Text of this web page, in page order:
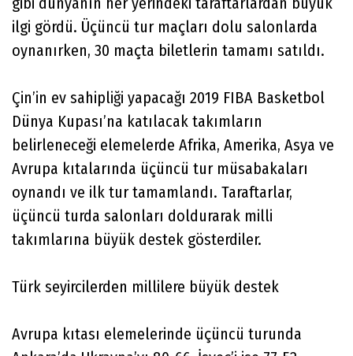
ilgi gördü. Üçüncü tur maçları dolu salonlarda
oynanırken, 30 maçta biletlerin tamamı satıldı.
Çin’in ev sahipliği yapacağı 2019 FIBA Basketbol
Dünya Kupası’na katılacak takımların
belirleneceği elemelerde Afrika, Amerika, Asya ve
Avrupa kıtalarında üçüncü tur müsabakaları
oynandı ve ilk tur tamamlandı. Taraftarlar,
üçüncü turda salonları doldurarak milli
takımlarına büyük destek gösterdiler.
Türk seyircilerden millilere büyük destek
Avrupa kıtası elemelerinde üçüncü turunda